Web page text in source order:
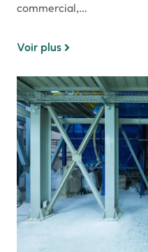
commercial,…
Voir plus